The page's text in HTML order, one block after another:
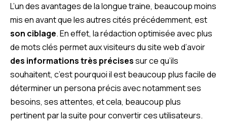
L’un des avantages de la longue traine, beaucoup moins
mis en avant que les autres cités précédemment, est
son ciblage. En effet, la rédaction optimisée avec plus
de mots clés permet aux visiteurs du site web d’avoir
des informations très précisessur ce qu’ils
souhaitent, c’est pourquoi il est beaucoup plus facile de
déterminer un persona précis avec notamment ses
besoins, ses attentes, et cela, beaucoup plus
pertinent par la suite pour convertir ces utilisateurs.